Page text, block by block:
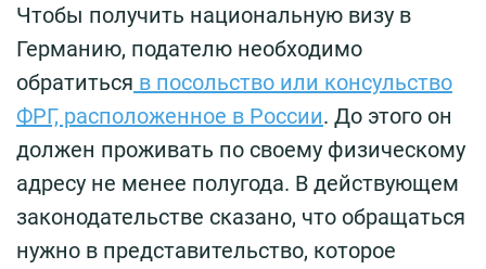
Чтобы получить национальную визу в
Германию, подателю необходимо
обратиться в посольство или консульство
ФРГ, расположенное в России. До этого он
должен проживать по своему физическому
адресу не менее полугода. В действующем
законодательстве сказано, что обращаться
нужно в представительство, которое